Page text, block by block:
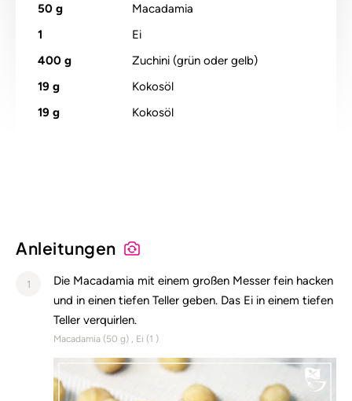
50 g
Macadamia
1
Ei
400 g
Zuchini (grün oder gelb)
19 g
Kokosöl
19 g Kokosöl
Anleitungen
1
Die Macadamia mit einem großen Messer fein hacken
und in einen tiefen Teller geben. Das Ei in einem tiefen
Teller verquirlen.
Macadamia (50 g) Ei (1 )